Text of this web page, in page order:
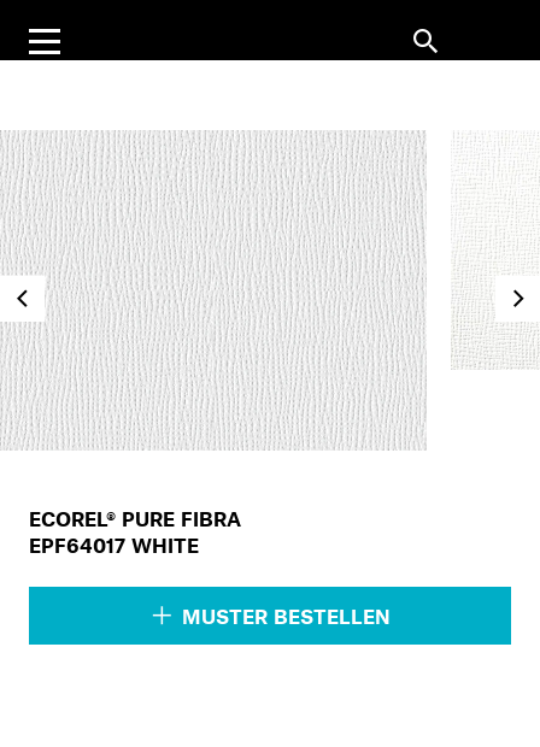
ECOREL® PURE FIBRA
EPF64017 WHITE
MUSTER BESTELLEN